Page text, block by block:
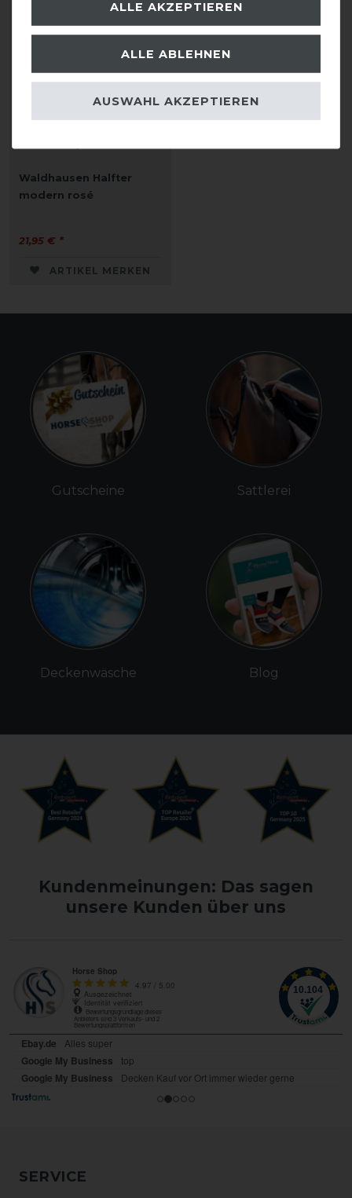
Waldhausen Halfter
modern rosé
21,95 € *
ARTIKEL MERKEN
Gutscheine
Deckenwäsche
Sattlerei
Blog
Kundenmeinungen: Das sagen
unsere Kunden über uns
SERVICE
ALLE AKZEPTIEREN
ALLE ABLEHNEN
AUSWAHL AKZEPTIEREN